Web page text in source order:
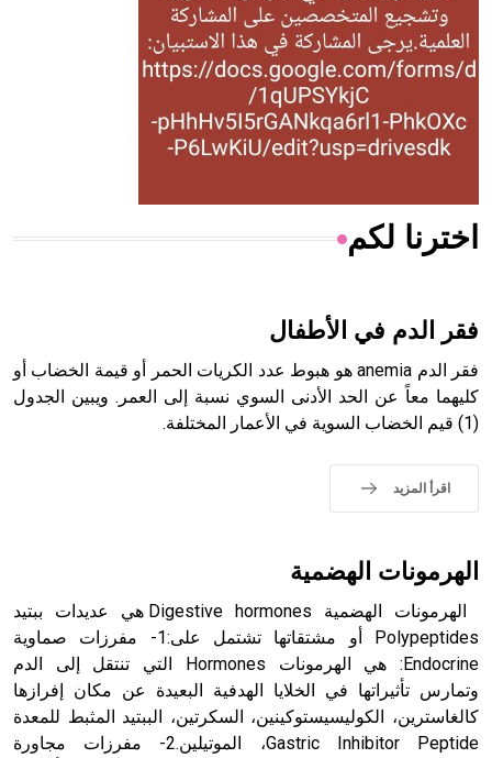
- هل تعلم أن المرجان إفراز حيواني يتكون في البحر ويتركب
من مادة كربونات الكلسيوم، وهو أحمر أو شديد الحمرة وهو
أجود أنواعه، ويمتاز بكبر الحجم ويسمى الش
هل تعلم أن الأبسيد كلمة فرنسية اللفظ تم اعتمادها مصطلحاً
- هل تعلم أن أبجر Abgar اسم معروف جيداً يعود إلى عدد من
التاسع، وهم ينتسبون إلى أسرة أوسروين
sign تكتب منفصلة غير متصلة، وتعتمد المبدأ الأكوروفوني،
حيث تقتصر القيمة الصوتية للعلامة الك
اخترنا لكم
فقر الدم في الأطفال
فقر الدم anemia هو هبوط عدد الكريات الحمر أو قيمة الخضاب أو
كليهما معاً عن الحد الأدنى السوي نسبة إلى العمر. ويبين الجدول
(1) قيم الخضاب السوية في الأعمار المختلفة.
اقرأ المزيد
الهرمونات الهضمية
الهرمونات الهضمية Digestive hormones هي عديدات ببتيد
Polypeptides أو مشتقاتها تشتمل على:1- مفرزات صماوية
Endocrine: هي الهرمونات Hormones التي تنتقل إلى الدم
وتمارس تأثيراتها في الخلايا الهدفية البعيدة عن مكان إفرازها
كالغاسترين، الكوليسيستوكينين، السكرتين، الببتيد المثبط للمعدة
Gastric Inhibitor Peptide، الموتيلين.2- مفرزات مجاورة